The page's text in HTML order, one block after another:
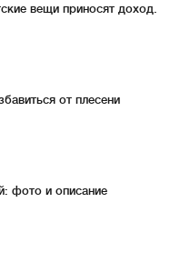
вещи приносят доход.
от плесени
фото и описание